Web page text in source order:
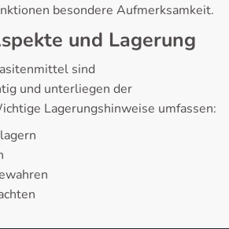
besondere Aufmerksamkeit.
und Lagerung
sind
und unterliegen der
Lagerungshinweise umfassen: